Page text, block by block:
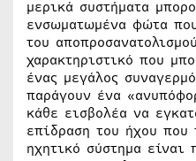
μερικά συστήματα
ενσωματωμένα φώτα
του
χαρακτηριστικό που
ένας μεγάλος
παράγουν ένα
κάθε εισβολέα να
επίδραση του ήχου που
ηχητικό σύστημα είναι